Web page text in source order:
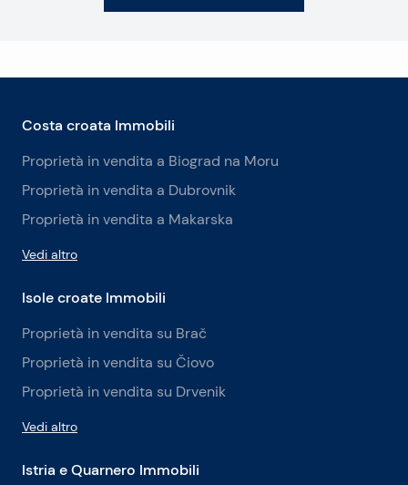
Costa croata Immobili
Proprietà in vendita a Biograd na Moru
Proprietà in vendita a Dubrovnik
Proprietà in vendita a Makarska
Vedi altro
Isole croate Immobili
Proprietà in vendita su Brač
Proprietà in vendita su Čiovo
Proprietà in vendita su Drvenik
Vedi altro
Istria e Quarnero Immobili